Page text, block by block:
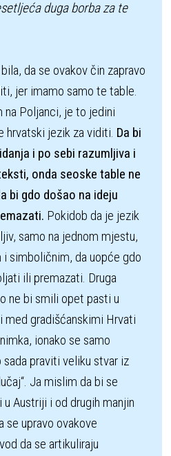
duga borba za te
da se ovakov čin zapravo
jer imamo samo te table.
na Poljanci, je to jedini
hrvatski jezik za viditi. Da bi
i po sebi razumljiva i
onda seoske table ne
bi gdo došao na ideju
Pokidob da je jezik
samo na jednom mjestu,
simboličnim, da uopće gdo
ili premazati. Druga
ne bi smili opet pasti u
med gradišćanskimi Hrvati
ionako se samo
sada praviti veliku stvar iz
Ja mislim da bi se
Austriji i od drugih manjin
se upravo ovakove
da se artikuliraju